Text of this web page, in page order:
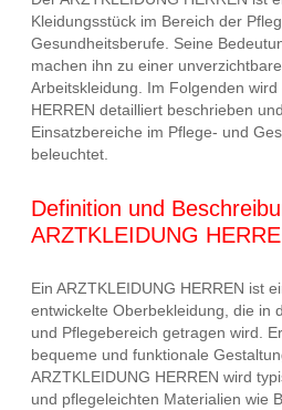
Kleidungsstück im Bereich der
Gesundheitsberufe. Seine
machen ihn zu einer
Arbeitskleidung. Im Folgenden wird
HERREN detailliert beschrieben
Einsatzbereiche im Pflege- und
beleuchtet.
Definition und
ARZTKLEIDUNG
Ein ARZTKLEIDUNG HERREN ist
entwickelte Oberbekleidung, die in
und Pflegebereich getragen wird.
bequeme und funktionale
ARZTKLEIDUNG HERREN wird
und pflegeleichten Materialien wie